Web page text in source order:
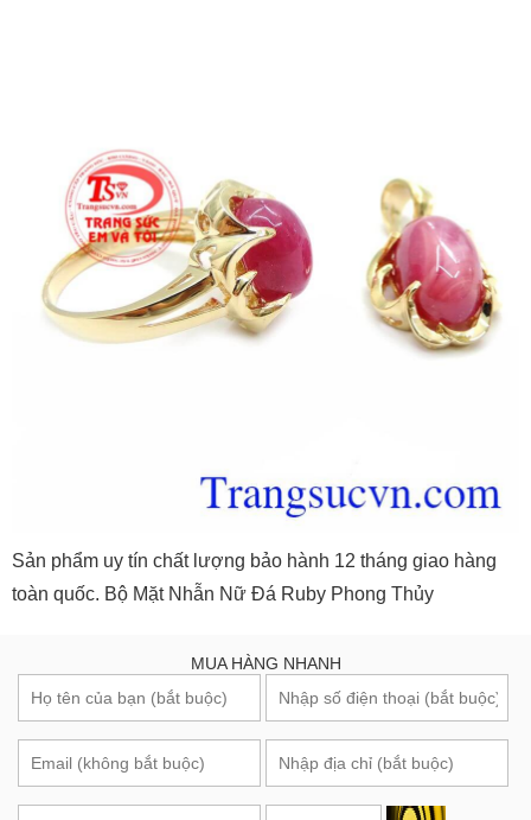
Sản phẩm uy tín chất lượng bảo hành 12 tháng giao hàng
toàn quốc. Bộ Mặt Nhẫn Nữ Đá Ruby Phong Thủy
MUA HÀNG NHANH